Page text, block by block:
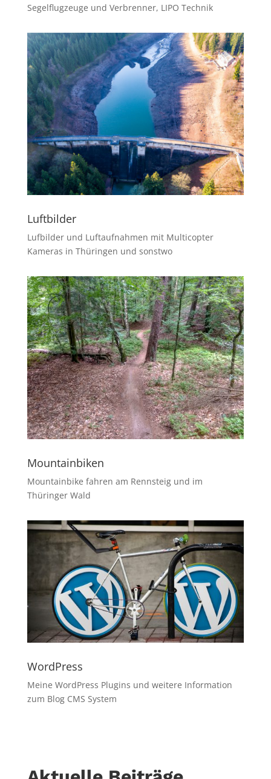
Segelflugzeuge und Verbrenner, LIPO Technik
Luftbilder
Lufbilder und Luftaufnahmen mit Multicopter
Kameras in Thüringen und sonstwo
Mountainbiken
Mountainbike fahren am Rennsteig und im
Thüringer Wald
WordPress
Meine WordPress Plugins und weitere Information
zum Blog CMS System